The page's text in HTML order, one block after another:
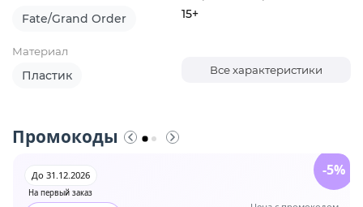
Fate/Grand Order 15+
Материал
Пластик Все характеристики
Промокоды
На первый заказ
До 31.12.2026 -5%